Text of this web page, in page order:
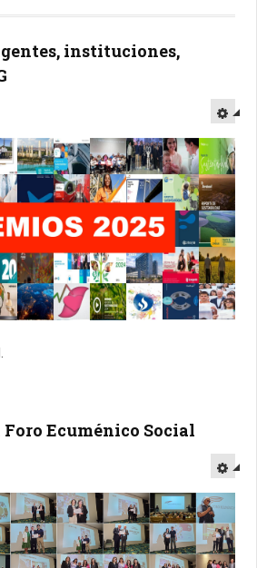
instituciones,
Ecuménico Social